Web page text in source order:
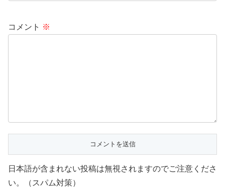
コメント ※
日本語が含まれない投稿は無視されますのでご注意くださ
い。（スパム対策）